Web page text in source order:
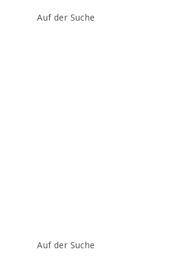
Beitrags-
Auf der Suche
Beitrags-
Auf der Suche